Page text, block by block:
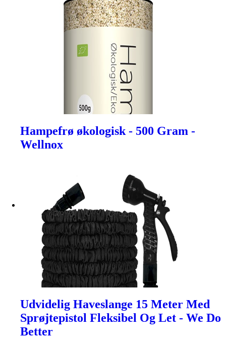
Hampefrø økologisk - 500 Gram -
Wellnox
Udvidelig Haveslange 15 Meter Med
Sprøjtepistol Fleksibel Og Let - We Do
Better